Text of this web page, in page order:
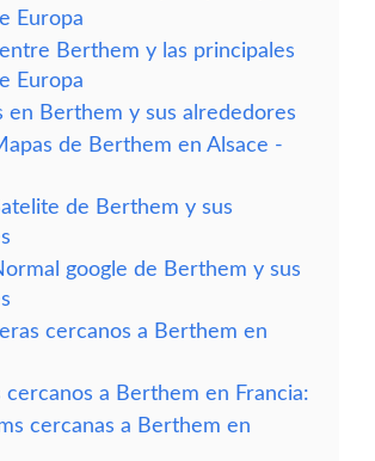
Europa
Berthem y las principales
Europa
en Berthem y sus alrededores
de Berthem en Alsace -
de Berthem y sus
google de Berthem y sus
cercanos a Berthem en
cercanos a Berthem en Francia:
cercanas a Berthem en